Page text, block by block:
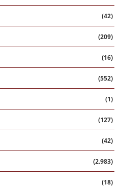
(42)
(209)
(16)
(552)
(1)
(127)
(42)
(2.983)
(18)